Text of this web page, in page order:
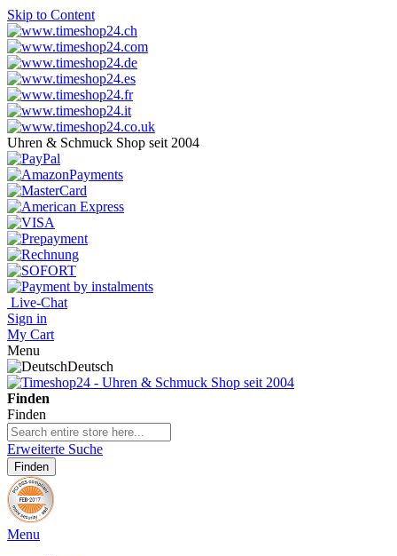
Skip to Content
Uhren & Schmuck Shop seit 2004
Live-Chat
Sign in
My Cart
Menu
Deutsch
Finden
Finden
Erweiterte Suche
Finden
Menu